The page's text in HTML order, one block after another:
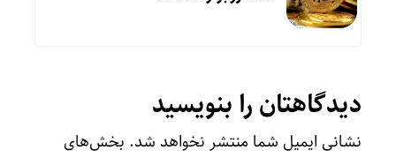
دیدگاهتان را بنویسید
نشانی ایمیل شما منتشر نخواهد شد. بخش‌های